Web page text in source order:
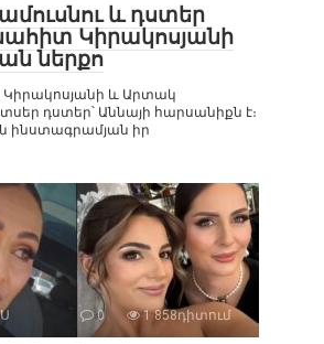
և դստեր
Կիրակոսյանի
ներքո
Կիրակոսյանի և Արտակ
դստեր՝ Աննայի հարսանիքն է։
ինստագրամյան իր
0 1 858դիտում